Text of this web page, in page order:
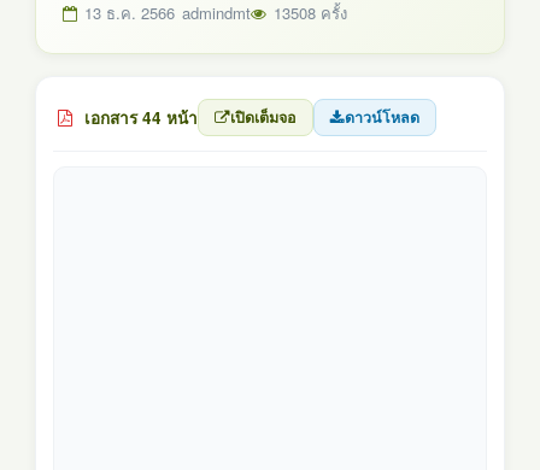
13 ธ.ค. 2566 admindmt 13508 ครั้ง
เอกสาร 44 หน้า เปิดเต็มจอ ดาวน์โหลด